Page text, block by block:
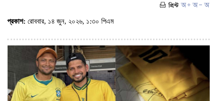
প্রকাশ: রোববার, ১৪ জুন, ২০২৬, ১:৩০ পিএম